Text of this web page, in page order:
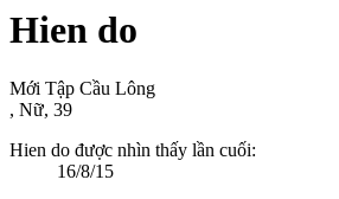
Hien do
Mới Tập Cầu Lông
, Nữ, 39
Hien do được nhìn thấy lần cuối:
16/8/15